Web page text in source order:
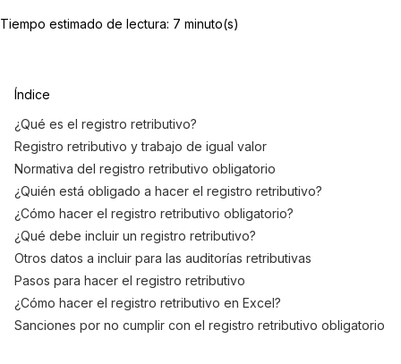
Tiempo estimado de lectura: 7 minuto(s)
Índice
¿Qué es el registro retributivo?
Registro retributivo y trabajo de igual valor
Normativa del registro retributivo obligatorio
¿Quién está obligado a hacer el registro retributivo?
¿Cómo hacer el registro retributivo obligatorio?
¿Qué debe incluir un registro retributivo?
Otros datos a incluir para las auditorías retributivas
Pasos para hacer el registro retributivo
¿Cómo hacer el registro retributivo en Excel?
Sanciones por no cumplir con el registro retributivo obligatorio